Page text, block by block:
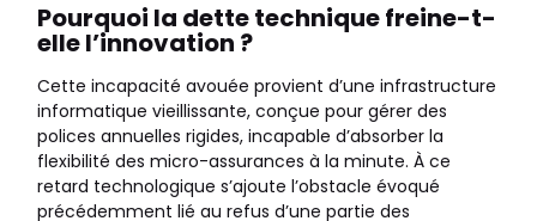
Pourquoi la dette technique freine-t-
elle l’innovation ?
Cette incapacité avouée provient d’une infrastructure
informatique vieillissante, conçue pour gérer des
polices annuelles rigides, incapable d’absorber la
flexibilité des micro-assurances à la minute. À ce
retard technologique s’ajoute l’obstacle évoqué
précédemment lié au refus d’une partie des